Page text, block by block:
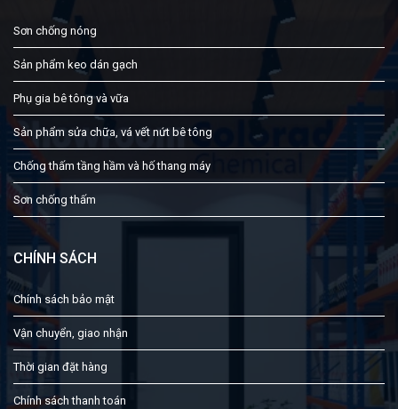
Sơn chống nóng
Sản phẩm keo dán gạch
Phụ gia bê tông và vữa
Sản phẩm sửa chữa, vá vết nứt bê tông
Chống thấm tầng hầm và hố thang máy
Sơn chống thấm
CHÍNH SÁCH
Chính sách bảo mật
Vận chuyển, giao nhận
Thời gian đặt hàng
Chính sách thanh toán